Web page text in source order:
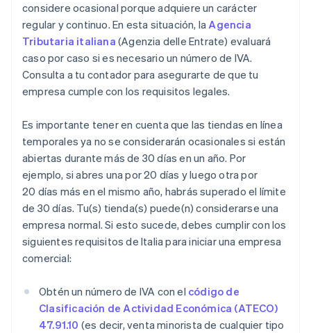
considere ocasional porque adquiere un carácter
regular y continuo. En esta situación, laAgencia
Tributaria italiana (Agenzia delle Entrate) evaluará
caso por caso si es necesario un número de IVA.
Consulta a tu contador para asegurarte de que tu
empresa cumple con los requisitos legales.
Es importante tener en cuenta que las tiendas en línea
temporales ya no se considerarán ocasionales si están
abiertas durante más de 30 días en un año. Por
ejemplo, si abres una por 20 días y luego otra por
20 días más en el mismo año, habrás superado el límite
de 30 días. Tu(s) tienda(s) puede(n) considerarse una
empresa normal. Si esto sucede, debes cumplir con los
siguientes requisitos de Italia para iniciar una empresa
comercial:
Obtén un número de IVA con el código de
Clasificación de Actividad Económica (ATECO)
47.91.10 (es decir, venta minorista de cualquier tipo